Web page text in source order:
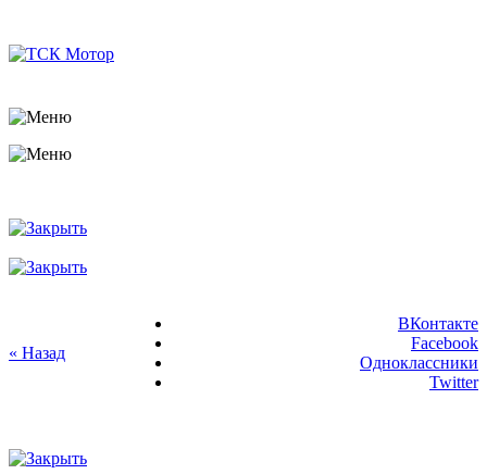
Facebook
Одноклассники
Twitter